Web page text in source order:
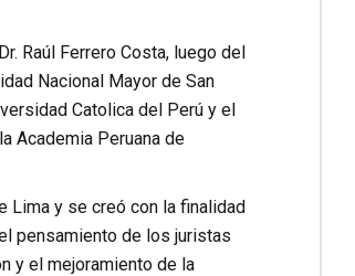
Raúl Ferrero Costa, luego del
Nacional Mayor de San
Catolica del Perú y el
Academia Peruana de
Lima y se creó con la finalidad
pensamiento de los juristas
y el mejoramiento de la